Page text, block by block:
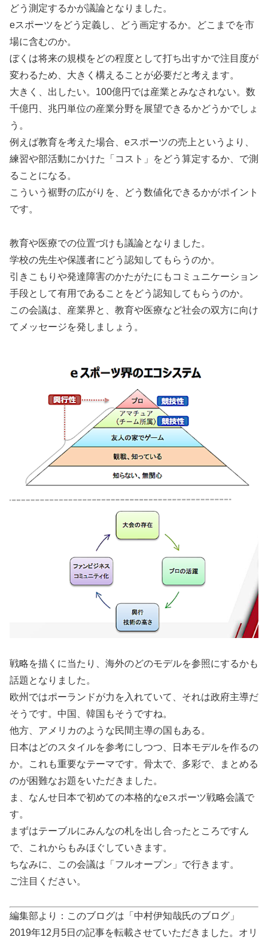
どう測定するかが議論となりました。
eスポーツをどう定義し、どう画定するか。どこまでを市
場に含むのか。
ぼくは将来の規模をどの程度として打ち出すかで注目度が
変わるため、大きく構えることが必要だと考えます。
大きく、出したい。100億円では産業とみなされない。数
千億円、兆円単位の産業分野を展望できるかどうかでしょ
う。
例えば教育を考えた場合、eスポーツの売上というより、
練習や部活動にかけた「コスト」をどう算定するか、で測
ることになる。
こういう裾野の広がりを、どう数値化できるかがポイント
です。
教育や医療での位置づけも議論となりました。
学校の先生や保護者にどう認知してもらうのか。
引きこもりや発達障害のかたがたにもコミュニケーション
手段として有用であることをどう認知してもらうのか。
この会議は、産業界と、教育や医療など社会の双方に向け
てメッセージを発しましょう。
戦略を描くに当たり、海外のどのモデルを参照にするかも
話題となりました。
欧州ではポーランドが力を入れていて、それは政府主導だ
そうです。中国、韓国もそうですね。
他方、アメリカのような民間主導の国もある。
日本はどのスタイルを参考にしつつ、日本モデルを作るの
か。これも重要なテーマです。骨太で、多彩で、まとめる
のが困難なお題をいただきました。
ま、なんせ日本で初めての本格的なeスポーツ戦略会議で
す。
まずはテーブルにみんなの札を出し合ったところですん
で、これからもみほぐしていきます。
ちなみに、この会議は「フルオープン」で行きます。
ご注目ください。
編集部より：このブログは「中村伊知哉氏のブログ」
2019年12月5日の記事を転載させていただきました。オリ